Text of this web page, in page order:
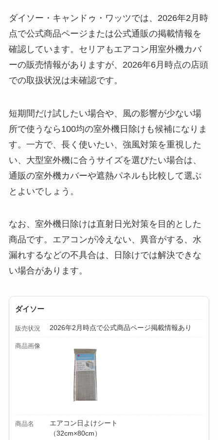
を徹底ガイド！
【100均】ダイソー/
セリア等でハンディ
る？おすすめ素材＆
セリア等で帽子クリ
ップは買える？使い
方とおすすめも紹
介！
ミルは買える？手
動・電動・ワンハン
ドの違いもわかりや
える？代用品＆おす
ダイソー・キャンドゥ・ワッツでは、2026年2月時
点で公式商品ページまたは公式通販の掲載情報を
確認しています。セリアもエアコン用室外機カバ
ーの販売情報がありますが、2026年6月時点の店頭
での取扱状況は未確認です。
短期間だけ試したい場合や、風の影響が少ない場
所で使うなら100均の室外機日除けも候補になりま
す。一方で、長く使いたい、強風対策を重視した
い、大型室外機に合うサイズを選びたい場合は、
通販の室外機カバーや遮熱パネルも比較して選ぶ
とよいでしょう。
なお、室外機日除けは直射日光対策を目的とした
商品です。エアコンが冷えない、異音がする、水
漏れするなどの不具合は、日除けでは解決できな
い場合があります。
ダイソー
販売状況 2026年2月時点で公式商品ページ掲載情報あり
商品画像
商品名
エアコン日よけシート
（32cm×80cm）